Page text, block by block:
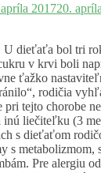
201720.
U dieťaťa bol tri
v krvi boli
ťažko
rodičia
tejto chorobe
inú liečiteľku (3
s dieťaťom
s metabolizmom,
Pre alergiu